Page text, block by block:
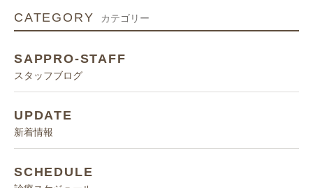
CATEGORY カテゴリー
SAPPRO-STAFF
スタッフブログ
UPDATE
新着情報
SCHEDULE